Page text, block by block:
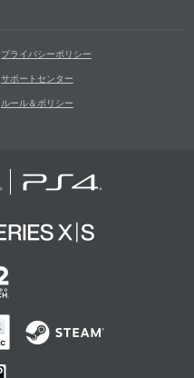
プライバシーポリシー
サポートセンター
ルール＆ポリシー